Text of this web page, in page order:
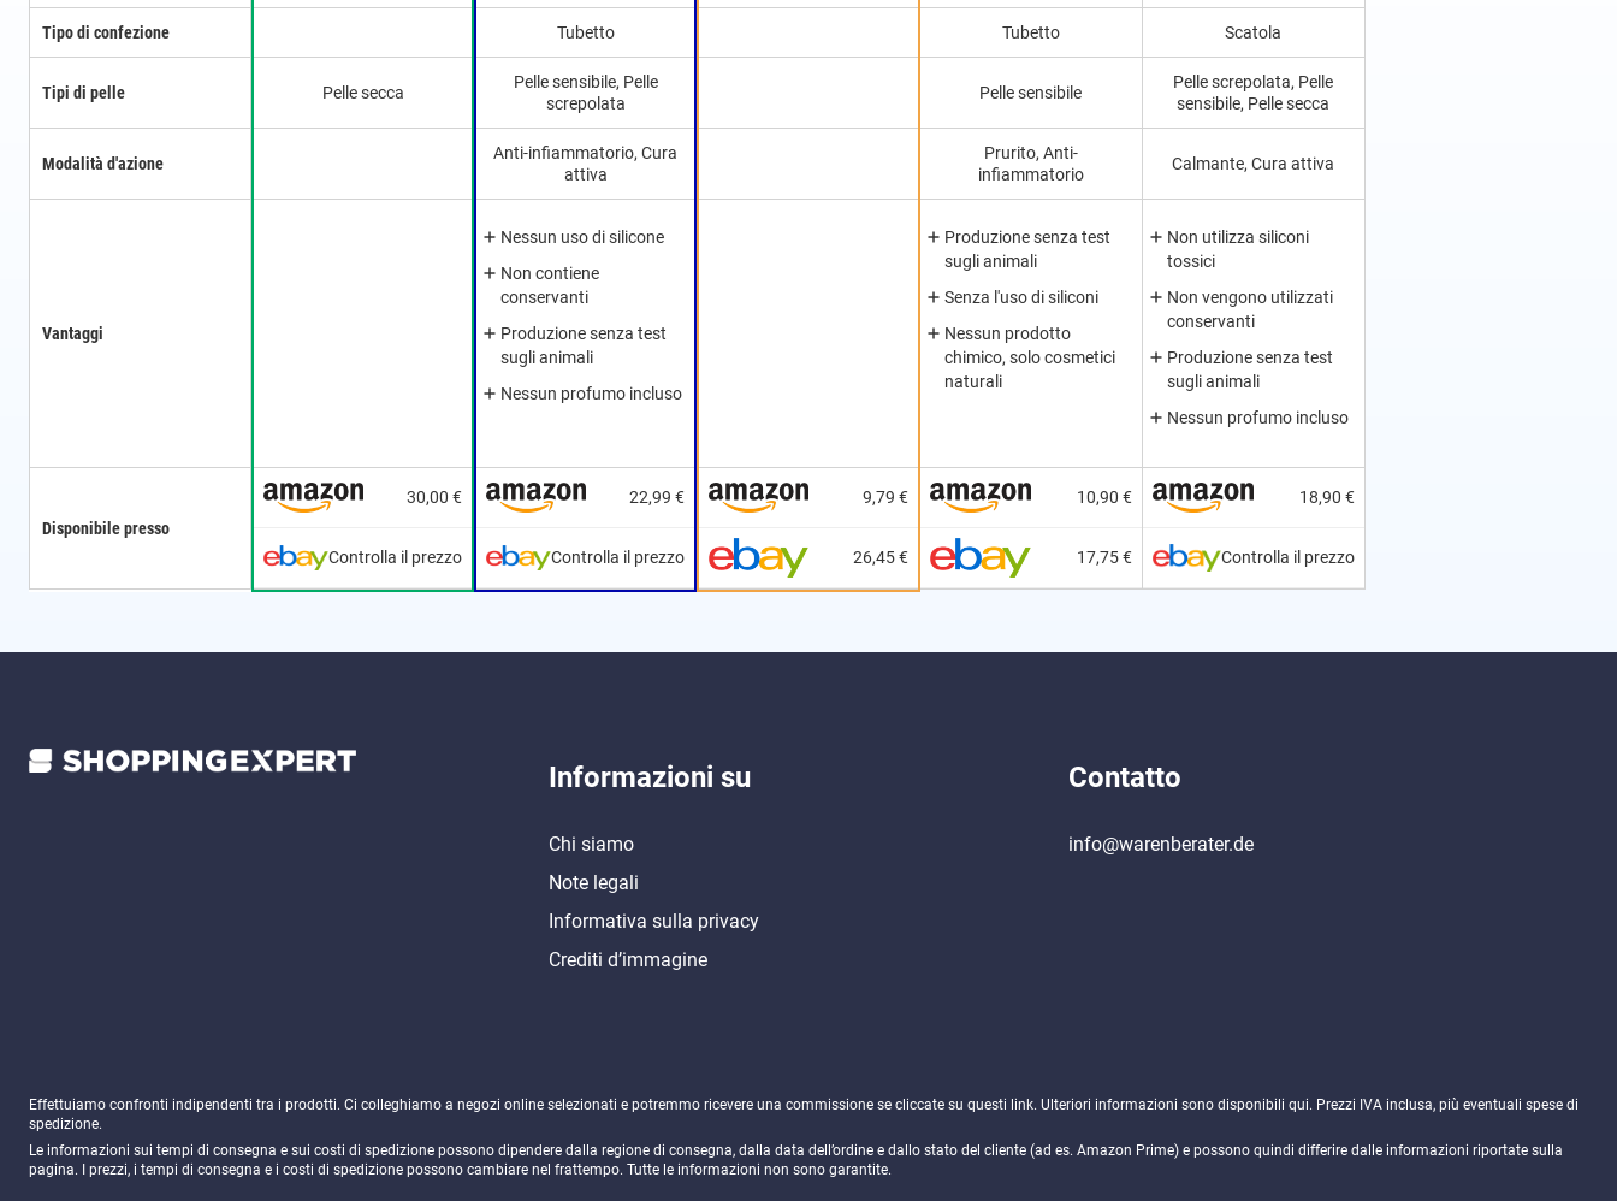
Disponibile presso
Tipo di confezione
Tipi di pelle
Modalità d'azione
Vantaggi
30,00 €
Controlla il prezzo
Pelle secca
22,99 €
Controlla il prezzo
Tubetto
Pelle sensibile, Pelle
screpolata
Anti-infiammatorio, Cura
attiva
Nessun uso di silicone
Non contiene
conservanti
Produzione senza test
sugli animali
Nessun profumo incluso
9,79 €
26,45 €
10,90 €
17,75 €
Tubetto
Pelle sensibile
Prurito, Anti-
infiammatorio
Produzione senza test
sugli animali
Senza l'uso di siliconi
Nessun prodotto
chimico, solo cosmetici
naturali
18,90 €
Controlla il prezzo
Scatola
Pelle screpolata, Pelle
sensibile, Pelle secca
Calmante, Cura attiva
Non utilizza siliconi
tossici
Non vengono utilizzati
conservanti
Produzione senza test
sugli animali
Nessun profumo incluso
Informazioni su
Chi siamo
Note legali
Informativa sulla privacy
Crediti d’immagine
Contatto
info@warenberater.de
Effettuiamo confronti indipendenti tra i prodotti. Ci colleghiamo a negozi online selezionati e potremmo ricevere una commissione se cliccate su questi link. Ulteriori informazioni sono disponibili qui. Prezzi IVA inclusa, più eventuali spese di
spedizione.
Le informazioni sui tempi di consegna e sui costi di spedizione possono dipendere dalla regione di consegna, dalla data dell’ordine e dallo stato del cliente (ad es. Amazon Prime) e possono quindi differire dalle informazioni riportate sulla
pagina. I prezzi, i tempi di consegna e i costi di spedizione possono cambiare nel frattempo. Tutte le informazioni non sono garantite.